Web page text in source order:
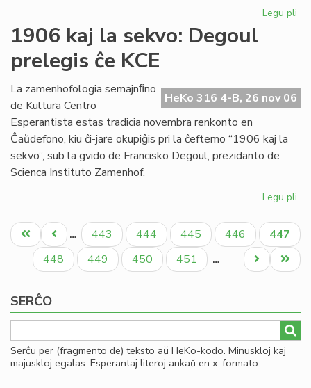
Legu pli
1906 kaj la sekvo: Degoul
prelegis ĉe KCE
HeKo 316 4-B, 26 nov 06
La zamenhofologia semajnﬁno
de Kultura Centro
Esperantista estas tradicia novembra renkonto en
Ĉaŭdefono, kiu ĉi-jare okupiĝis pri la ĉeftemo “1906 kaj la
sekvo”, sub la gvido de Francisko Degoul, prezidanto de
Scienca Instituto Zamenhof.
Legu pli
kaj
la
Pagination
Unua
paĝo
Antaŭa
paĝo
… Paĝo
443 Paĝo
444 Paĝo
445 Paĝo
446
Aktuala
paĝo
447
Paĝo
448 Paĝo
449 Paĝo
450 Paĝo
451 …
Last
page
Next
page
SERĈO
Serĉu per (fragmento de) teksto aŭ HeKo-kodo. Minuskloj kaj
majuskloj egalas. Esperantaj literoj ankaŭ en x-formato.